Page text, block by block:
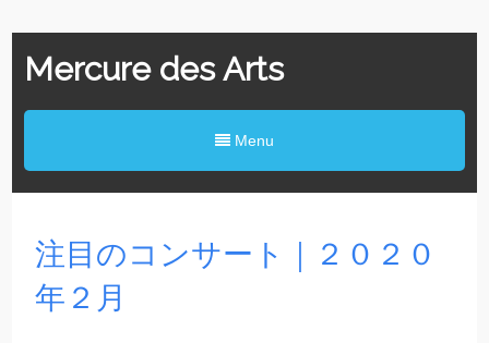
Mercure des Arts
Menu
注目のコンサート｜２０２０
年２月